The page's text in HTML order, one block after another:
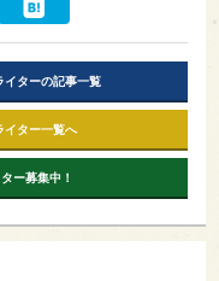
イターの記事一覧
イター一覧へ
ー募集中！